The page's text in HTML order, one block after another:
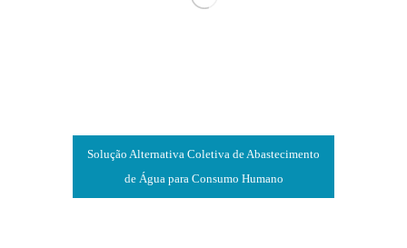
Solução Alternativa Coletiva de Abastecimento
de Água para Consumo Humano